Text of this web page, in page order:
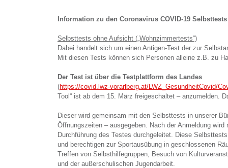
Information zu den Coronavirus COVID-19 Selbsttests
Selbsttests ohne Aufsicht („Wohnzimmertests“)
Dabei handelt sich um einen Antigen-Test der zur
Mit diesen Tests können sich Personen alleine z.B. zu
Der Test ist über die Testplattform des Landes
(https://covid.lwz-vorarlberg.at/LWZ_GesundheitCovid/
Tool“ ist ab dem 15. März freigeschaltet – anzumelden.
Dieser wird gemeinsam mit den Selbsttests in unserer
Öffnungszeiten – ausgegeben. Nach der Anmeldung
Durchführung des Testes durchgeleitet. Diese
und berechtigen zur Sportausübung in geschlossenen
Treffen von Selbsthilfegruppen, Besuch von
und der außerschulischen Jugendarbeit.